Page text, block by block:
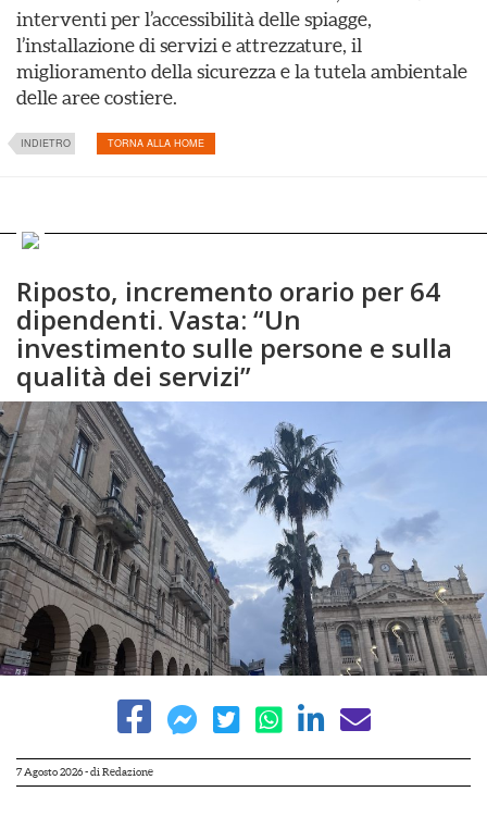
interventi per l’accessibilità delle spiagge,
l’installazione di servizi e attrezzature, il
miglioramento della sicurezza e la tutela ambientale
delle aree costiere.
INDIETRO TORNA ALLA HOME
Riposto, incremento orario per 64
dipendenti. Vasta: “Un
investimento sulle persone e sulla
qualità dei servizi”
7 Agosto 2026- di Redazione